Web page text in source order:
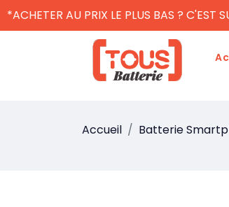
*ACHETER AU PRIX LE PLUS BAS ? C'EST
Accueil Batterie